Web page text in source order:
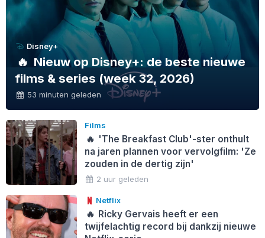
Disney+
🔥 Nieuw op Disney+: de beste nieuwe
films & series (week 32, 2026)
53 minuten geleden
Films
🔥 'The Breakfast Club'-ster onthult
na jaren plannen voor vervolgfilm: 'Ze
zouden in de dertig zijn'
2 uur geleden
Netflix
🔥 Ricky Gervais heeft er een
twijfelachtig record bij dankzij nieuwe